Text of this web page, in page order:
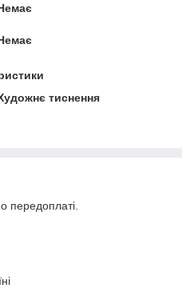
тиснення
передоплаті.